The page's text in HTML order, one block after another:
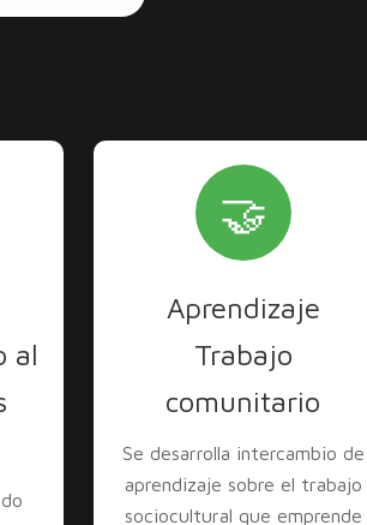
al
🤝
Aprendizaje
Trabajo
comunitario
Se desarrolla intercambio de
aprendizaje sobre el trabajo
sociocultural que emprende